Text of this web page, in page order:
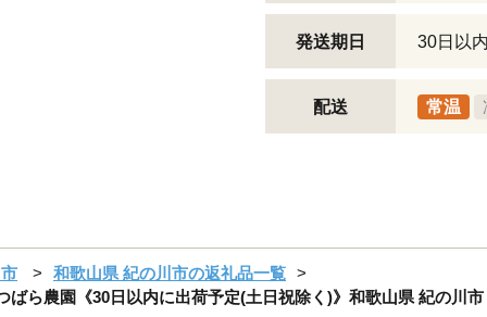
発送期日 30日以
配送 常温
和歌山県 紀の川市の返礼品一覧
ら農園《30日以内に出荷予定(土日祝除く)》和歌山県 紀の川